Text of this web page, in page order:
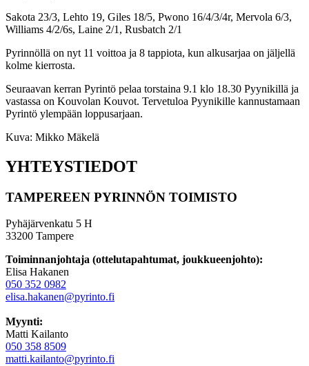
Sakota 23/3, Lehto 19, Giles 18/5, Pwono 16/4/3/4r, Mervola 6/3,
Williams 4/2/6s, Laine 2/1, Rusbatch 2/1
Pyrinnöllä on nyt 11 voittoa ja 8 tappiota, kun alkusarjaa on jäljellä
kolme kierrosta.
Seuraavan kerran Pyrintö pelaa torstaina 9.1 klo 18.30 Pyynikillä ja
vastassa on Kouvolan Kouvot. Tervetuloa Pyynikille kannustamaan
Pyrintö ylempään loppusarjaan.
Kuva: Mikko Mäkelä
YHTEYSTIEDOT
TAMPEREEN PYRINNÖN TOIMISTO
Pyhäjärvenkatu 5 H
33200 Tampere
Toiminnanjohtaja (ottelutapahtumat, joukkueenjohto):
Elisa Hakanen
050 352 0982
elisa.hakanen@pyrinto.fi
Myynti:
Matti Kailanto
050 358 8509
matti.kailanto@pyrinto.fi